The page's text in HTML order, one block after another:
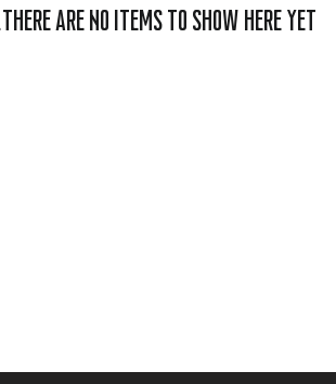
There are no items to show here yet.